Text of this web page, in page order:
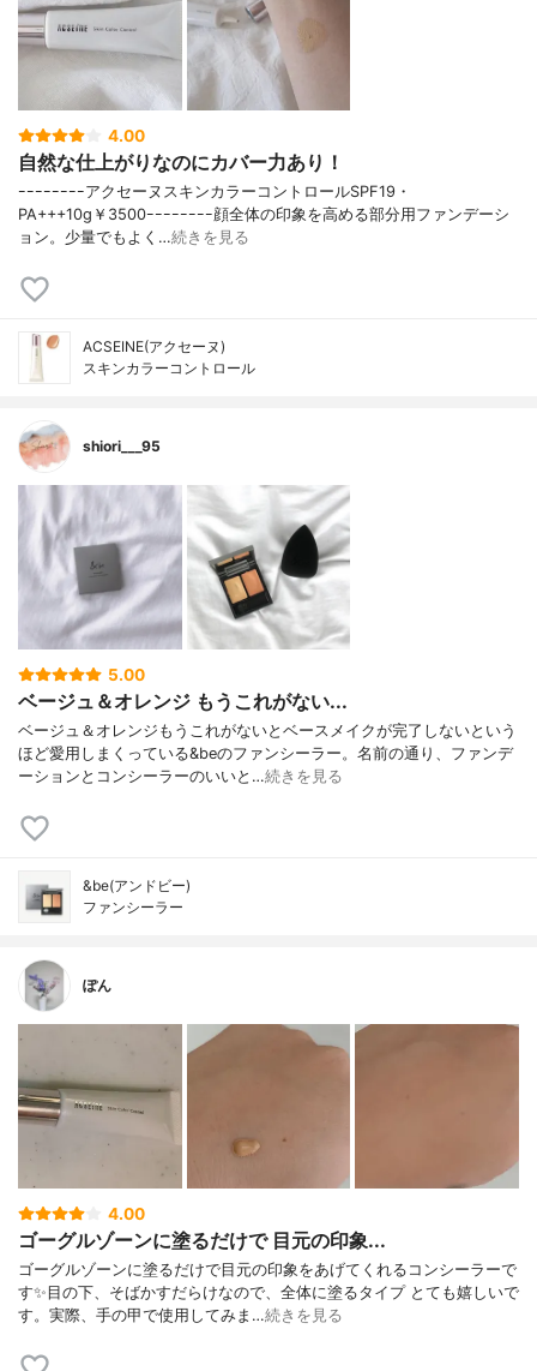
4.00
自然な仕上がりなのにカバー力あり！
ｰｰｰｰｰｰｰｰアクセーヌスキンカラーコントロールSPF19・
PA+++10g￥3500ｰｰｰｰｰｰｰｰ顔全体の印象を高める部分用ファンデーシ
ョン。少量でもよく…続きを見る
ACSEINE(アクセーヌ)
スキンカラーコントロール
shiori___95
5.00
ベージュ＆オレンジ もうこれがない...
ベージュ＆オレンジもうこれがないとベースメイクが完了しないという
ほど愛用しまくっている&beのファンシーラー。名前の通り、ファンデ
ーションとコンシーラーのいいと…続きを見る
&be(アンドビー)
ファンシーラー
ぽん
4.00
ゴーグルゾーンに塗るだけで 目元の印象...
ゴーグルゾーンに塗るだけで目元の印象をあげてくれるコンシーラーで
す✨目の下、そばかすだらけなので、全体に塗るタイプ とても嬉しいで
す。実際、手の甲で使用してみま…続きを見る